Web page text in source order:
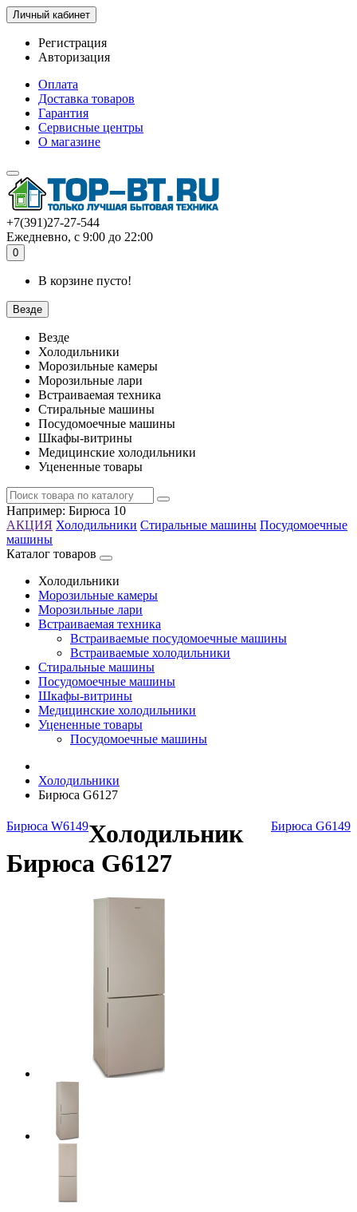
Личный кабинет
Регистрация
Авторизация
Оплата
Доставка товаров
Гарантия
Сервисные центры
О магазине
+7(391)27-27-544
Ежедневно, с 9:00 до 22:00
0
В корзине пусто!
Везде
Везде
Холодильники
Морозильные камеры
Морозильные лари
Встраиваемая техника
Стиральные машины
Посудомоечные машины
Шкафы-витрины
Медицинские холодильники
Уцененные товары
Например: Бирюса 10
АКЦИЯ Холодильники Стиральные машины Посудомоечные
машины
Каталог товаров
Холодильники
Морозильные камеры
Морозильные лари
Встраиваемая техника
Встраиваемые посудомоечные машины
Встраиваемые холодильники
Стиральные машины
Посудомоечные машины
Шкафы-витрины
Медицинские холодильники
Уцененные товары
Посудомоечные машины
Холодильники
Бирюса G6127
Бирюса W6149 Бирюса G6149
Холодильник
Бирюса G6127